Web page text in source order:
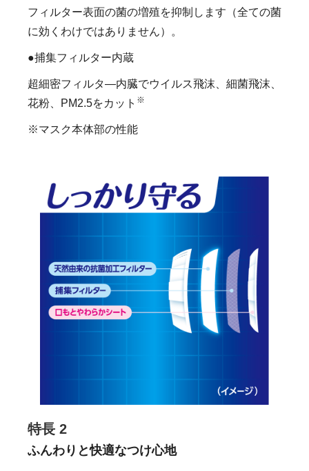
フィルター表面の菌の増殖を抑制します（全ての菌
に効くわけではありません）。
●捕集フィルター内蔵
超細密フィルタ―内臓でウイルス飛沫、細菌飛沫、
花粉、PM2.5をカット ※
※マスク本体部の性能
特長 2
ふんわりと快適なつけ心地